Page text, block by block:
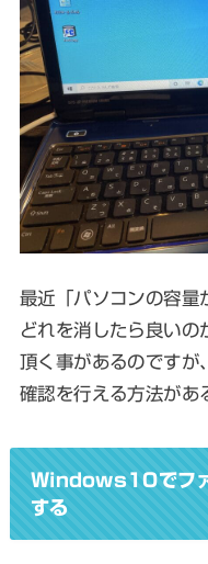
最近「パソコンの容量
どれを消したら良いの
頂く事があるのです
確認を行える方法があ
Windows10でファ
する